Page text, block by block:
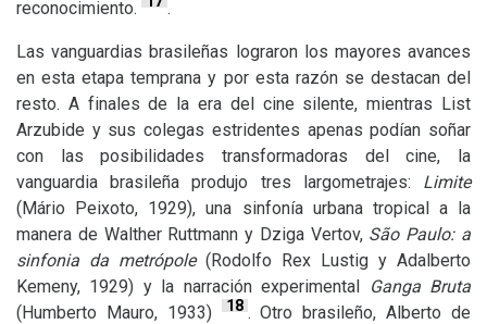
reconocimiento. .
Las vanguardias brasileñas lograron los mayores avances
en esta etapa temprana y por esta razón se destacan del
resto. A finales de la era del cine silente, mientras List
Arzubide y sus colegas estridentes apenas podían soñar
con las posibilidades transformadoras del cine, la
vanguardia brasileña produjo tres largometrajes: Limite
(Mário Peixoto, 1929), una sinfonía urbana tropical a la
manera de Walther Ruttmann y Dziga Vertov, São Paulo: a
sinfonia da metrópole(Rodolfo Rex Lustig y Adalberto
Kemeny, 1929) y la narración experimental Ganga Bruta
(Humberto Mauro, 1933)
18 . Otro brasileño, Alberto de